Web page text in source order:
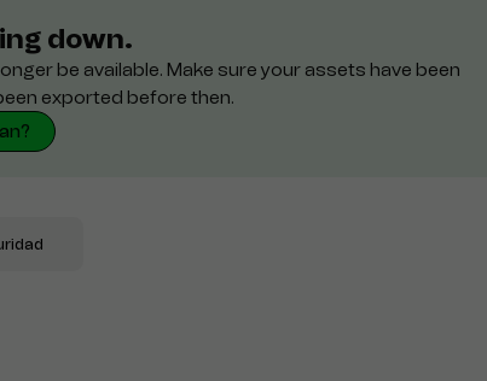
down.
be available. Make sure your assets have been
exported before then.